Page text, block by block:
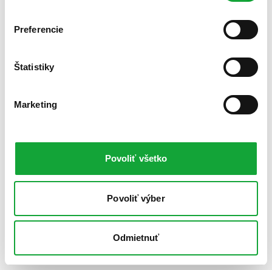
Preferencie
Štatistiky
Marketing
Povoliť všetko
Povoliť výber
Odmietnuť